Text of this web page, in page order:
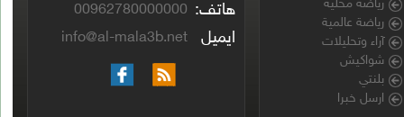
هاتف: 00962780000000
ايميل info@al-mala3b.net